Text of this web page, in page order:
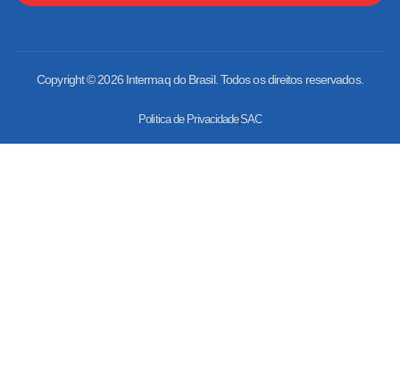
Copyright © 2026 Intermaq do Brasil. Todos os direitos reservados.
Politica de PrivacidadeSAC